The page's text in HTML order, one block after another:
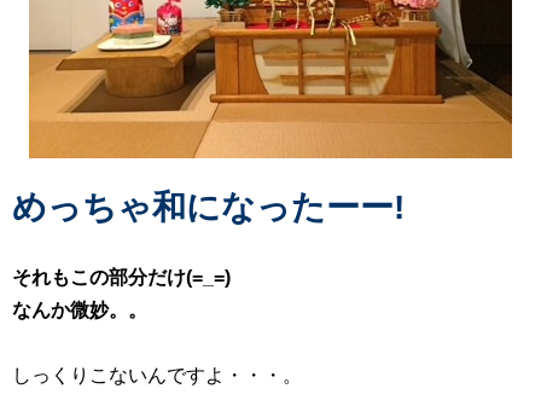
めっちゃ和になったーー!
それもこの部分だけ(=_=)
なんか微妙。。
しっくりこないんですよ・・・。